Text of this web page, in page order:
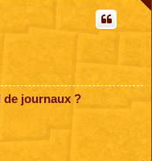
de journaux ?